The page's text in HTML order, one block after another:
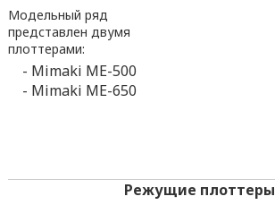
Модельный ряд
представлен двумя
плоттерами:
- Mimaki МЕ-500
- Mimaki МЕ-650
Режущие плоттеры